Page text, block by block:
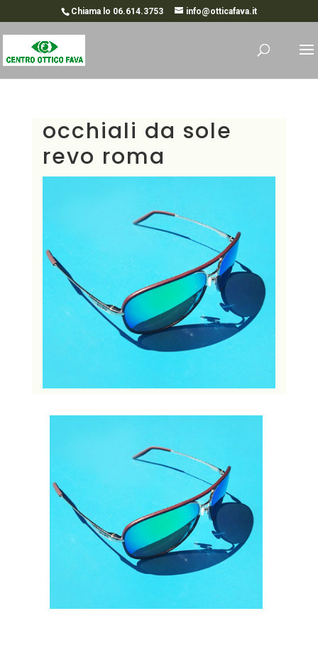
Chiama lo 06.614.3753 info@otticafava.it
occhiali da sole
revo roma